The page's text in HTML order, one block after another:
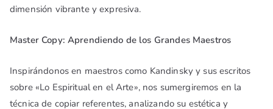
dimensión vibrante y expresiva.
Master Copy: Aprendiendo de los Grandes Maestros
Inspirándonos en maestros como Kandinsky y sus escritos
sobre «Lo Espiritual en el Arte», nos sumergiremos en la
técnica de copiar referentes, analizando su estética y